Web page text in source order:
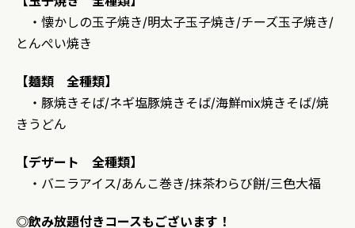
・懐かしの玉子焼き/明太子玉子焼き/チーズ玉子焼き/
とんぺい焼き
【麺類 全種類】
・豚焼きそば/ネギ塩豚焼きそば/海鮮mix焼きそば/焼
きうどん
【デザート 全種類】
・バニラアイス/あんこ巻き/抹茶わらび餅/三色大福
◎飲み放題付きコースもございます！